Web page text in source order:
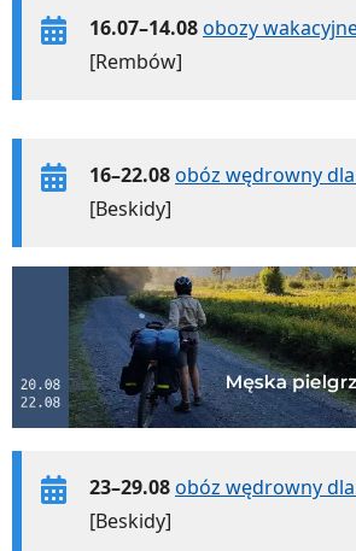
16.07–14.08obozy
[Rembów]
16–22.08obóz wędrowny
[Beskidy]
23–29.08obóz wędrowny
[Beskidy]